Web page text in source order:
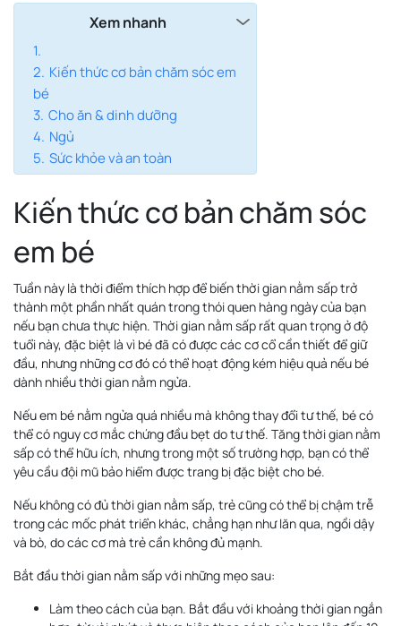
Xem nhanh
Kiến thức cơ bản chăm sóc em
bé
Cho ăn & dinh dưỡng
Ngủ
Sức khỏe và an toàn
Kiến thức cơ bản chăm sóc
em bé
Tuần này là thời điểm thích hợp để biến thời gian nằm sấp trở
thành một phần nhất quán trong thói quen hàng ngày của bạn
nếu bạn chưa thực hiện. Thời gian nằm sấp rất quan trọng ở độ
tuổi này, đặc biệt là vì bé đã có được các cơ cổ cần thiết để giữ
đầu, nhưng những cơ đó có thể hoạt động kém hiệu quả nếu bé
dành nhiều thời gian nằm ngửa.
Nếu em bé nằm ngửa quá nhiều mà không thay đổi tư thế, bé có
thể có nguy cơ mắc chứng đầu bẹt do tư thế. Tăng thời gian nằm
sấp có thể hữu ích, nhưng trong một số trường hợp, bạn có thể
yêu cầu đội mũ bảo hiểm được trang bị đặc biệt cho bé.
Nếu không có đủ thời gian nằm sấp, trẻ cũng có thể bị chậm trễ
trong các mốc phát triển khác, chẳng hạn như lăn qua, ngồi dậy
và bò, do các cơ mà trẻ cần không đủ mạnh.
Bắt đầu thời gian nằm sấp với những mẹo sau:
Làm theo cách của bạn. Bắt đầu với khoảng thời gian ngắn